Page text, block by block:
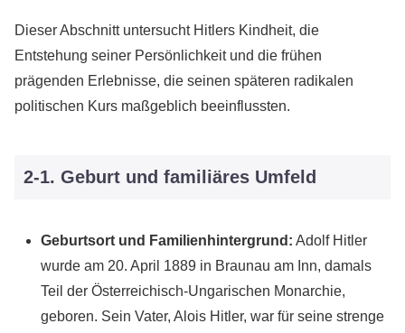
Dieser Abschnitt untersucht Hitlers Kindheit, die
Entstehung seiner Persönlichkeit und die frühen
prägenden Erlebnisse, die seinen späteren radikalen
politischen Kurs maßgeblich beeinflussten.
2-1. Geburt und familiäres Umfeld
Geburtsort und Familienhintergrund: Adolf Hitler
wurde am 20. April 1889 in Braunau am Inn, damals
Teil der Österreichisch-Ungarischen Monarchie,
geboren. Sein Vater, Alois Hitler, war für seine strenge